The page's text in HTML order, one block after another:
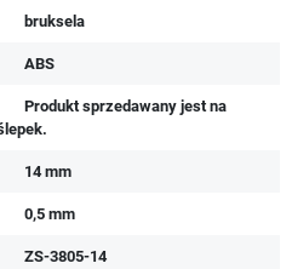
bruksela
ABS
Produkt sprzedawany jest na
14 mm
0,5 mm
ZS-3805-14